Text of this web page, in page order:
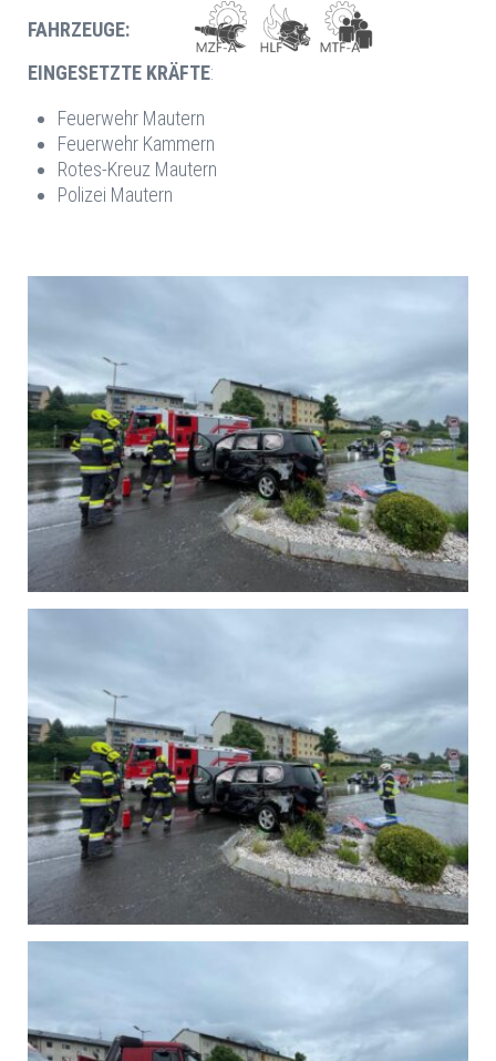
FAHRZEUGE:
EINGESETZTE KRÄFTE:
Feuerwehr Mautern
Feuerwehr Kammern
Rotes-Kreuz Mautern
Polizei Mautern